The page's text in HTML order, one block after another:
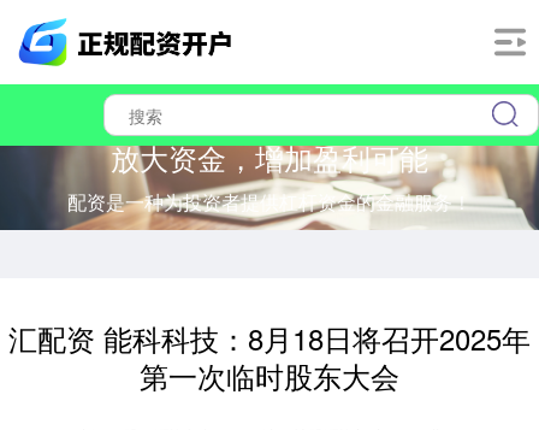
放大资金，增加盈利可能
配资是一种为投资者提供杠杆资金的金融服务！
汇配资 能科科技：8月18日将召开2025年
第一次临时股东大会